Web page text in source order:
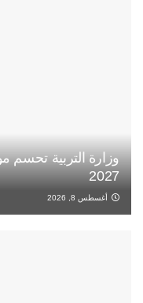
2027
أغسطس 8, 2026